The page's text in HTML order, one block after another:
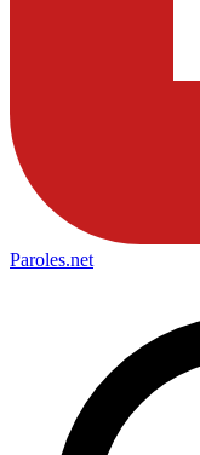
Paroles.net